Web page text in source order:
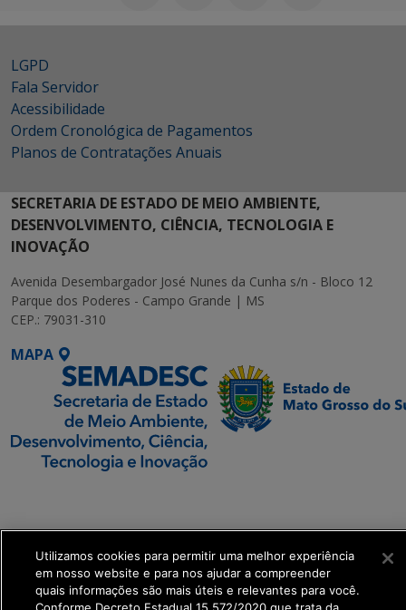
LGPD
Fala Servidor
Acessibilidade
Ordem Cronológica de Pagamentos
Planos de Contratações Anuais
SECRETARIA DE ESTADO DE MEIO AMBIENTE,
DESENVOLVIMENTO, CIÊNCIA, TECNOLOGIA E
INOVAÇÃO
Avenida Desembargador José Nunes da Cunha s/n - Bloco 12
Parque dos Poderes - Campo Grande | MS
CEP.: 79031-310
MAPA
Transformação Digital
get_footer();
Utilizamos cookies para permitir uma melhor experiência
em nosso website e para nos ajudar a compreender
quais informações são mais úteis e relevantes para você.